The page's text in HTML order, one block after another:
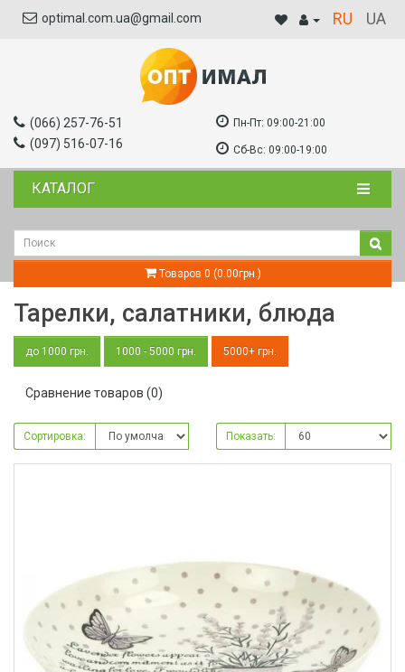
optimal.com.ua@gmail.com RU UA
(066) 257-76-51
(097) 516-07-16
Пн-Пт: 09:00-21:00
Сб-Вс: 09:00-19:00
КАТАЛОГ
Товаров 0 (0.00грн.)
Тарелки, салатники, блюда
до 1000 грн. 1000 - 5000 грн. 5000+ грн.
Сравнение товаров (0)
Сортировка: Показать: